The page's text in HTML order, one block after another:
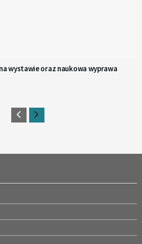
wystawie oraz naukowa wyprawa